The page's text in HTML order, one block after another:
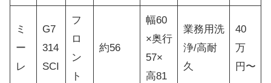
ミ
ー
レ
G7
314
SCI
フ
ロ
ン
ト
約56
幅60
×奥行
57×
高81
業務用洗
浄/高耐
久
40
万
円〜